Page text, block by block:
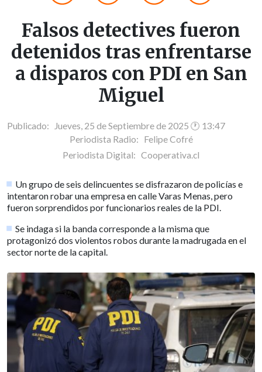
Falsos detectives fueron
detenidos tras enfrentarse
a disparos con PDI en San
Miguel
Publicado: Jueves, 25 de Septiembre de 2025 🕐 13:47
Periodista Radio: Felipe Cofré
Periodista Digital: Cooperativa.cl
Un grupo de seis delincuentes se disfrazaron de policías e
intentaron robar una empresa en calle Varas Menas, pero
fueron sorprendidos por funcionarios reales de la PDI.
Se indaga si la banda corresponde a la misma que
protagonizó dos violentos robos durante la madrugada en el
sector norte de la capital.